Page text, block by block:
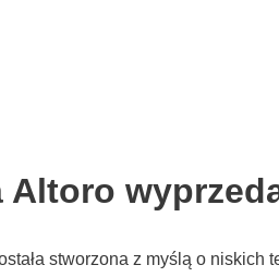
stworzona z myślą o niskich